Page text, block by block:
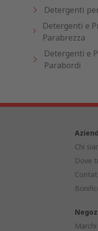
Detergenti
Detergenti e
Parabrezza
Detergenti e
Parabordi
Chi
Dove
Marchi